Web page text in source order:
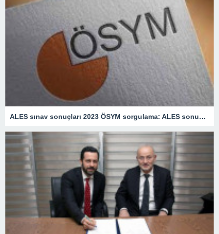
ALES sınav sonuçları 2023 ÖSYM sorgulama: ALES sonuçları ne zaman açıklanacak?